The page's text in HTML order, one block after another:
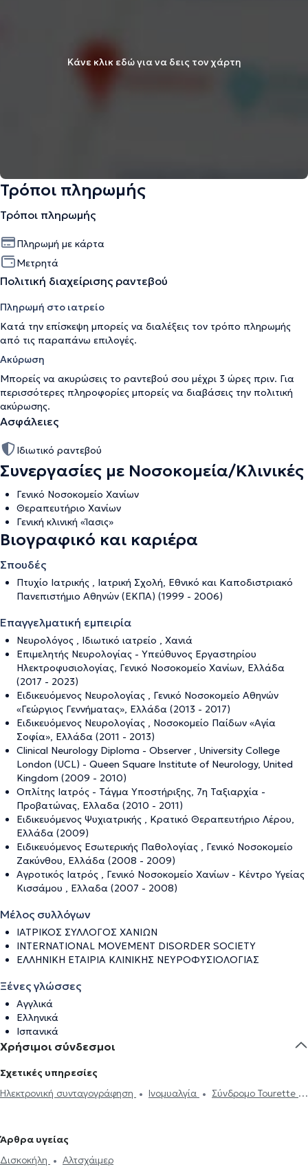
Κάνε κλικ εδώ για να δεις τον χάρτη
Τρόποι πληρωμής
Τρόποι πληρωμής
Πληρωμή με κάρτα
Μετρητά
Πολιτική διαχείρισης ραντεβού
Πληρωμή στο ιατρείο
Κατά την επίσκεψη μπορείς να διαλέξεις τον τρόπο πληρωμής
από τις παραπάνω επιλογές.
Ακύρωση
Μπορείς να ακυρώσεις το ραντεβού σου μέχρι 3 ώρες πριν. Για
περισσότερες πληροφορίες μπορείς να διαβάσεις την πολιτική
ακύρωσης.
Ασφάλειες
Ιδιωτικό ραντεβού
Συνεργασίες με Νοσοκομεία/Κλινικές
Γενικό Νοσοκομείο Χανίων
Θεραπευτήριο Χανίων
Γενική κλινική «Ίασις»
Βιογραφικό και καριέρα
Σπουδές
Πτυχίο Ιατρικής , Ιατρική Σχολή, Εθνικό και Καποδιστριακό
Πανεπιστήμιο Αθηνών (ΕΚΠΑ) (1999 - 2006)
Επαγγελματική εμπειρία
Νευρολόγος , Ιδιωτικό ιατρείο , Χανιά
Επιμελητής Νευρολογίας - Υπεύθυνος Εργαστηρίου
Ηλεκτροφυσιολογίας, Γενικό Νοσοκομείο Χανίων, Ελλάδα
(2017 - 2023)
Ειδικευόμενος Νευρολογίας , Γενικό Νοσοκομείο Αθηνών
«Γεώργιος Γεννήματας», Ελλάδα (2013 - 2017)
Ειδικευόμενος Νευρολογίας , Νοσοκομείο Παίδων «Αγία
Σοφία», Ελλάδα (2011 - 2013)
Clinical Neurology Diploma - Observer , University College
London (UCL) - Queen Square Institute of Neurology, United
Kingdom (2009 - 2010)
Οπλίτης Ιατρός - Τάγμα Υποστήριξης, 7η Ταξιαρχία -
Προβατώνας, Ελλαδα (2010 - 2011)
Ειδικευόμενος Ψυχιατρικής , Κρατικό Θεραπευτήριο Λέρου,
Ελλάδα (2009)
Ειδικευόμενος Εσωτερικής Παθολογίας , Γενικό Νοσοκομείο
Ζακύνθου, Ελλάδα (2008 - 2009)
Αγροτικός Ιατρός , Γενικό Νοσοκομείο Χανίων - Κέντρο Υγείας
Κισσάμου , Ελλαδα (2007 - 2008)
Μέλος συλλόγων
ΙΑΤΡΙΚΟΣ ΣΥΛΛΟΓΟΣ ΧΑΝΙΩΝ
INTERNATIONAL MOVEMENT DISORDER SOCIETY
ΕΛΛΗΝΙΚΗ ΕΤΑΙΡΙΑ ΚΛΙΝΙΚΗΣ ΝΕΥΡΟΦΥΣΙΟΛΟΓΙΑΣ
Ξένες γλώσσες
Αγγλικά
Ελληνικά
Ισπανικά
Χρήσιμοι σύνδεσμοι
Σχετικές υπηρεσίες
Ηλεκτρονική συνταγογράφηση
Ινομυαλγία
Σύνδρομο Tourette
Μελέτη Ύπνου
Botox για νευρολογικές παθήσεις
Άρθρα υγείας
Δισκοκήλη
Αλτσχάιμερ